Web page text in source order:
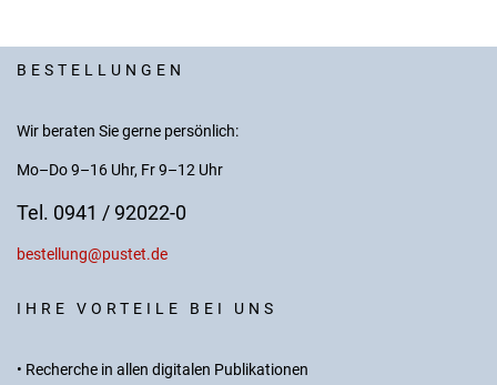
BESTELLUNGEN
Wir beraten Sie gerne persönlich:
Mo–Do 9–16 Uhr, Fr 9–12 Uhr
Tel. 0941 / 92022-0
bestellung@pustet.de
IHRE VORTEILE BEI UNS
• Recherche in allen digitalen Publikationen